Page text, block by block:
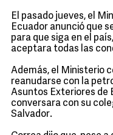
El pasado jueves, el
Ecuador anunció que
para que siga en el
aceptara todas las
Además, el Ministerio
reanudarse con la
Asuntos Exteriores de
conversara con su
Salvador.